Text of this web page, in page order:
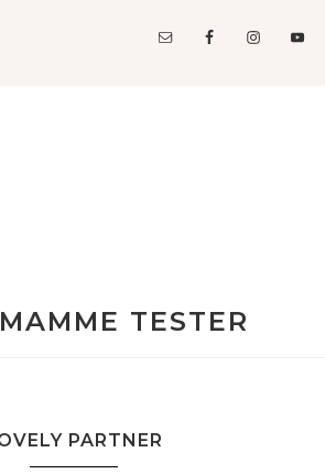
MAMME TESTER
PARTNER